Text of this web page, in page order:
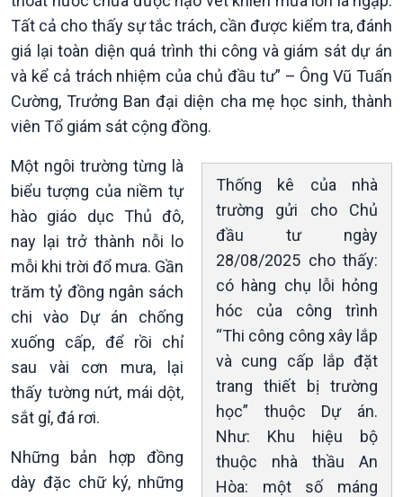
Tất cả cho thấy sự tắc trách, cần được kiểm tra, đánh
giá lại toàn diện quá trình thi công và giám sát dự án
và kể cả trách nhiệm của chủ đầu tư” – Ông Vũ Tuấn
Cường, Trưởng Ban đại diện cha mẹ học sinh, thành
viên Tổ giám sát cộng đồng.
Thống kê của nhà
trường gửi cho Chủ
đầu tư ngày
28/08/2025 cho thấy:
có hàng chụ lỗi hỏng
hóc của công trình
“Thi công công xây lắp
và cung cấp lắp đặt
trang thiết bị trường
học” thuộc Dự án.
Như: Khu hiệu bộ
thuộc nhà thầu An
Hòa: một số máng
Một ngôi trường từng là
biểu tượng của niềm tự
hào giáo dục Thủ đô,
nay lại trở thành nỗi lo
mỗi khi trời đổ mưa. Gần
trăm tỷ đồng ngân sách
chi vào Dự án chống
xuống cấp, để rồi chỉ
sau vài cơn mưa, lại
thấy tường nứt, mái dột,
sắt gỉ, đá rơi.
Những bản hợp đồng
dày đặc chữ ký, những